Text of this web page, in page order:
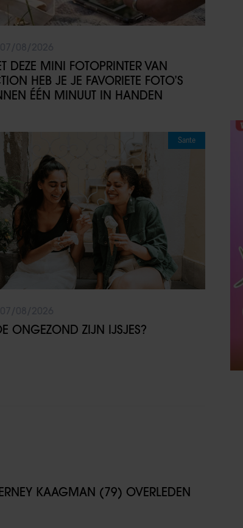
DEZE MINI FOTOPRINTER VAN
HEB JE JE FAVORIETE FOTO’S
ÉÉN MINUUT IN HANDEN
Sante
ONGEZOND ZIJN IJSJES?
KAAGMAN (79) OVERLEDEN